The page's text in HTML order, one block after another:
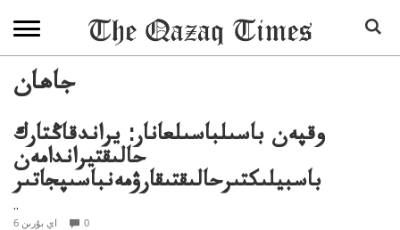
جاھان
وقپەن باسىلباسىلعانار: يراندقاڭتارك
حالىقتيراندامەن
باسبيلىكتىرحالىقتىقارۋمەنباسىپجاتىر
..
6 اي بۇرىن 0